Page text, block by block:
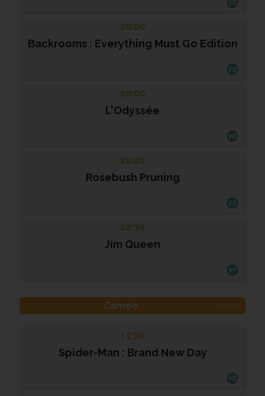
20:00
Backrooms : Everything Must Go Edition
20:00
L'Odyssée
20:20
Rosebush Pruning
20:30
Jim Queen
Caméo Namur
13:30
Spider-Man : Brand New Day